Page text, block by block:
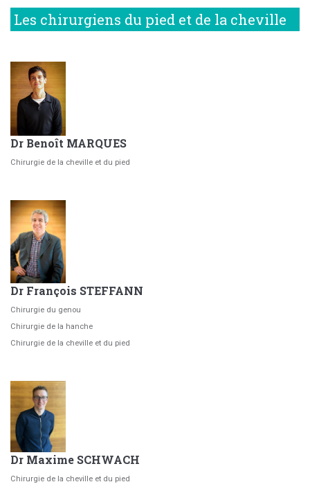
Les chirurgiens du pied et de la cheville
Dr Benoît MARQUES
Chirurgie de la cheville et du pied
Dr François STEFFANN
Chirurgie du genou
Chirurgie de la hanche
Chirurgie de la cheville et du pied
Dr Maxime SCHWACH
Chirurgie de la cheville et du pied